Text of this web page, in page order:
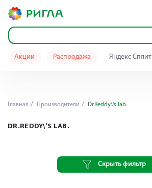
Акции Распродажа Яндекс Сплит
Главная Производители Dr.Reddy\'s lab.
DR.REDDY\'S LAB.
Скрыть фильтр